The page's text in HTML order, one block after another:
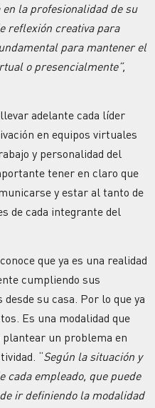
la profesionalidad de su
reflexión creativa para
para mantener el
o presencialmente”,
adelante cada líder
en equipos virtuales
y personalidad del
tener en claro que
y estar al tanto de
de cada integrante del
que ya es una realidad
cumpliendo sus
su casa. Por lo que ya
Es una modalidad que
plantear un problema en
“Según la situación y
cada empleado, que puede
ir definiendo la modalidad